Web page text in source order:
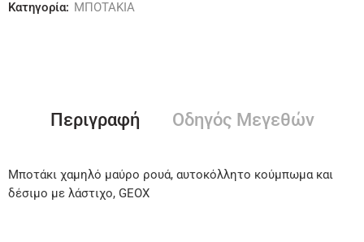
Κατηγορία: ΜΠΟΤΑΚΙΑ
Περιγραφή Οδηγός Μεγεθών
Μποτάκι χαμηλό μαύρο ρουά, αυτοκόλλητο κούμπωμα και
δέσιμο με λάστιχο, GEOX